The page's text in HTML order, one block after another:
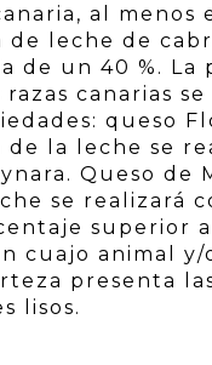
al
leche de
de un 40 %.
canarias
queso
la leche se
Queso de
se realizará
superior
cuajo animal
presenta
lisos.